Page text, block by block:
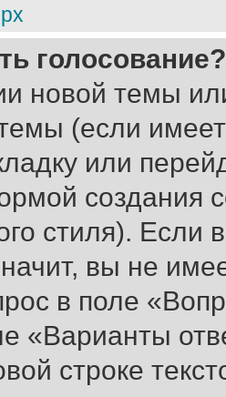
голосование?
новой темы
(если
или
создания
стиля). Если
вы не
в поле
«Варианты
строке